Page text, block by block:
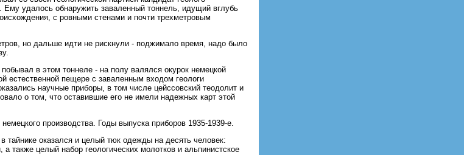
удалось обнаружить заваленный тоннель, идущий вглубь
с ровными стенами и почти трехметровым
но дальше идти не рискнули - поджимало время, надо было
в этом тоннеле - на полу валялся окурок немецкой
естественной пещере с заваленным входом геологи
научные приборы, в том числе цейссовский теодолит и
о том, что оставившие его не имели надежных карт этой
производства. Годы выпуска приборов 1935-1939-е.
тайнике оказался и целый тюк одежды на десять человек:
также целый набор геологических молотков и альпинистское